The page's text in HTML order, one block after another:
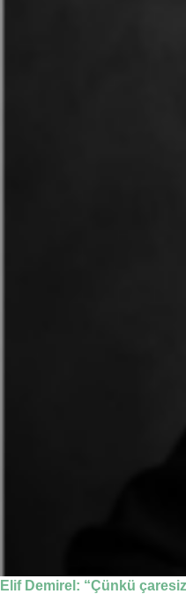
Elif Demirel: “Çünkü